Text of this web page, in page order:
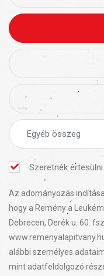
Szeretnék
Az adományozás
hogy a Remény a
Debrecen, Derék u. 60.
alábbi személyes
mint adatfeldolgozó